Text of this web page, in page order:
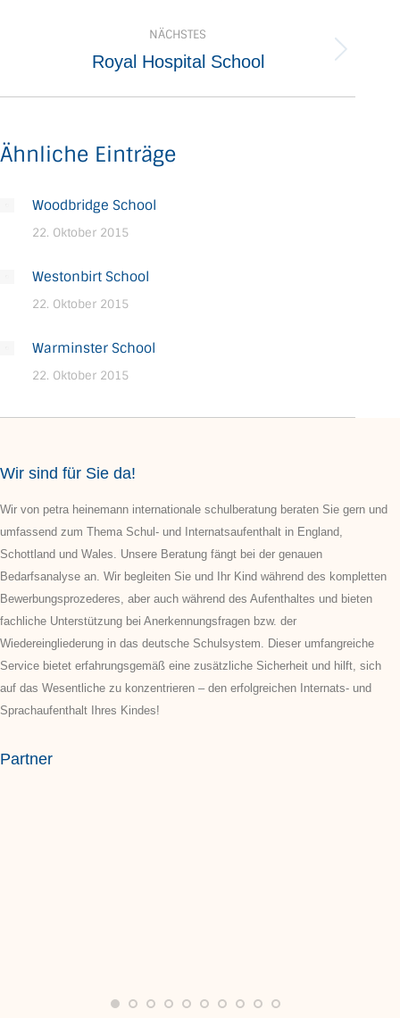
NÄCHSTES
Nächster
Royal Hospital School
Ähnliche Einträge
Woodbridge School
22. Oktober 2015
Westonbirt School
22. Oktober 2015
Warminster School
22. Oktober 2015
Wir sind für Sie da!
Wir von petra heinemann internationale schulberatung beraten Sie gern und
umfassend zum Thema Schul- und Internatsaufenthalt in England,
Schottland und Wales. Unsere Beratung fängt bei der genauen
Bedarfsanalyse an. Wir begleiten Sie und Ihr Kind während des kompletten
Bewerbungsprozederes, aber auch während des Aufenthaltes und bieten
fachliche Unterstützung bei Anerkennungsfragen bzw. der
Wiedereingliederung in das deutsche Schulsystem. Dieser umfangreiche
Service bietet erfahrungsgemäß eine zusätzliche Sicherheit und hilft, sich
auf das Wesentliche zu konzentrieren – den erfolgreichen Internats- und
Sprachaufenthalt Ihres Kindes!
Partner